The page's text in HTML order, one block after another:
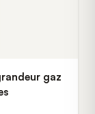
gaz